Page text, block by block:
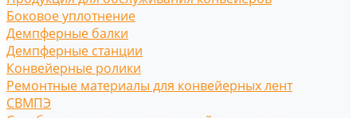
Боковое уплотнение
Демпферные балки
Демпферные станции
Конвейерные ролики
Ремонтные материалы для конвейерных лент
СВМПЭ